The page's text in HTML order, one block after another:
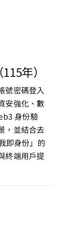
年）
號密碼登入
安強化、數
身份驗
，並結合去
即身份」的
終端用戶提